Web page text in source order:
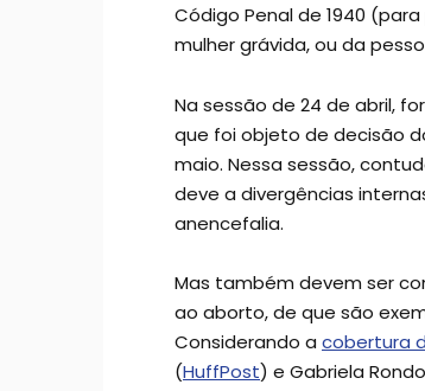
Código Penal de 1940
mulher grávida, ou da
Na sessão de 24 de abril,
que foi objeto de decisão
maio. Nessa sessão,
deve a divergências
anencefalia.
Mas também devem ser
ao aborto, de que são
Considerando a cobertura
(HuffPost) e Gabriela